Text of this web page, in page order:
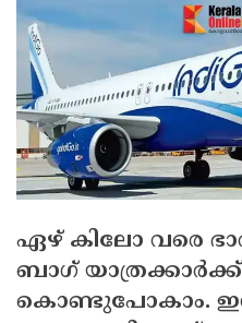
ഏഴ് കിലോ വരെ
ബാഗ്
കൊണ്ടുപോകാം.